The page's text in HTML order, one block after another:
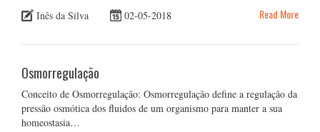
Inês da Silva
02-05-2018 Read More
Osmorregulação
Conceito de Osmorregulação: Osmorregulação define a regulação da
pressão osmótica dos fluidos de um organismo para manter a sua
homeostasia…